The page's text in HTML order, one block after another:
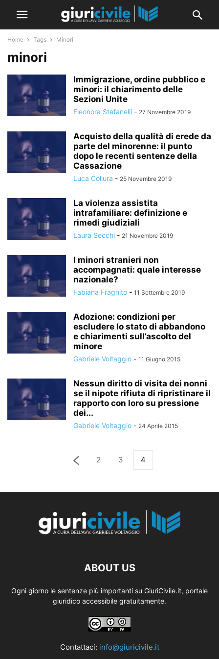
Home Tags Minori
minori
Immigrazione, ordine pubblico e
minori: il chiarimento delle
Sezioni Unite
Eleonora Stefanelli - 27 Novembre 2019
Acquisto della qualità di erede da
parte del minorenne: il punto
dopo le recenti sentenze della
Cassazione
Luca Collura - 25 Novembre 2019
La violenza assistita
intrafamiliare: definizione e
rimedi giudiziali
Laura Secchi - 21 Novembre 2019
I minori stranieri non
accompagnati: quale interesse
nazionale?
Fabiana Fragnito - 11 Settembre 2019
Adozione: condizioni per
escludere lo stato di abbandono
e chiarimenti sull’ascolto del
minore
Gabriele Voltaggio - 11 Giugno 2015
Nessun diritto di visita dei nonni
se il nipote rifiuta di ripristinare il
rapporto con loro su pressione
dei...
Gabriele Voltaggio - 24 Aprile 2015
2 3 4
ABOUT US
Ogni giorno le sentenze più importanti su GiuriCivile.it, portale
giuridico accessibile gratuitamente.
Contattaci: info@giuricivile.it